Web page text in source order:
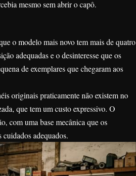
mesmo sem abrir o capô.
o modelo mais novo tem mais de quatro
adequadas e o desinteresse que os
de exemplares que chegaram aos
originais praticamente não existem no
que tem um custo expressivo. O
com uma base mecânica que os
cuidados adequados.